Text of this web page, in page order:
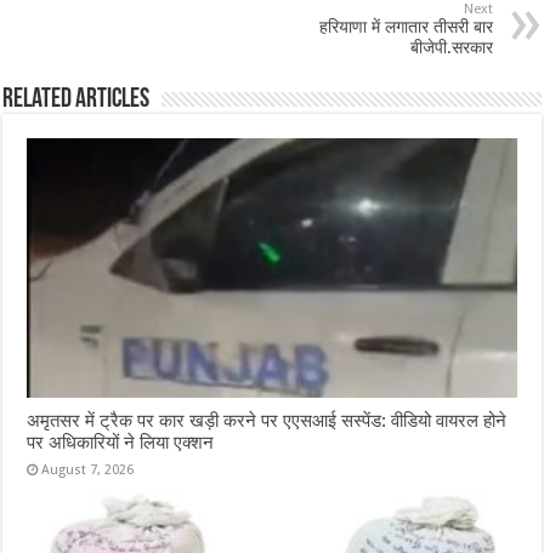
Next
हरियाणा में लगातार तीसरी बार
बीजेपी.सरकार
Related Articles
अमृतसर में ट्रैक पर कार खड़ी करने पर एएसआई सस्पेंड: वीडियो वायरल होने
पर अधिकारियों ने लिया एक्शन
August 7, 2026